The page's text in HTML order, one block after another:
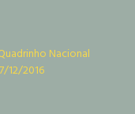
Nacional
12/2016